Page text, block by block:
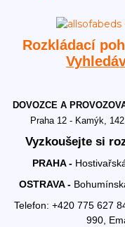
Rozkládací
DOVOZCE A
Praha 12 - Kamýk,
Vyzkoušejte si
PRAHA -
OSTRAVA -
Telefon: +420 775 627
990,